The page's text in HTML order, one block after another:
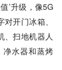
’升级，像5G
开门冰箱、
、扫地机器人
净水器和蒸烤